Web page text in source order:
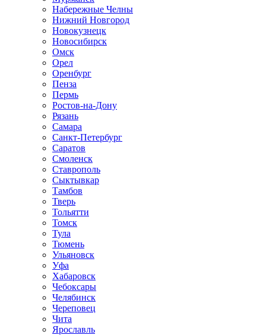
Набережные Челны
Нижний Новгород
Новокузнецк
Новосибирск
Омск
Орел
Оренбург
Пенза
Пермь
Ростов-на-Дону
Рязань
Самара
Санкт-Петербург
Саратов
Смоленск
Ставрополь
Сыктывкар
Тамбов
Тверь
Тольятти
Томск
Тула
Тюмень
Ульяновск
Уфа
Хабаровск
Чебоксары
Челябинск
Череповец
Чита
Ярославль